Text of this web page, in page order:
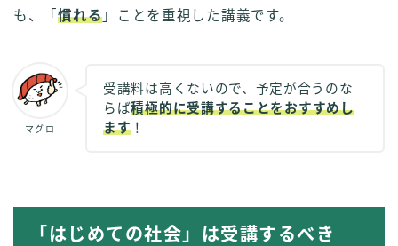
も、「慣れる 」ことを重視した講義です。
マグロ
受講料は高くないので、予定が合うのな
らば積極的に受講することをおすすめし
ます ！
「はじめての社会」は受講するべき